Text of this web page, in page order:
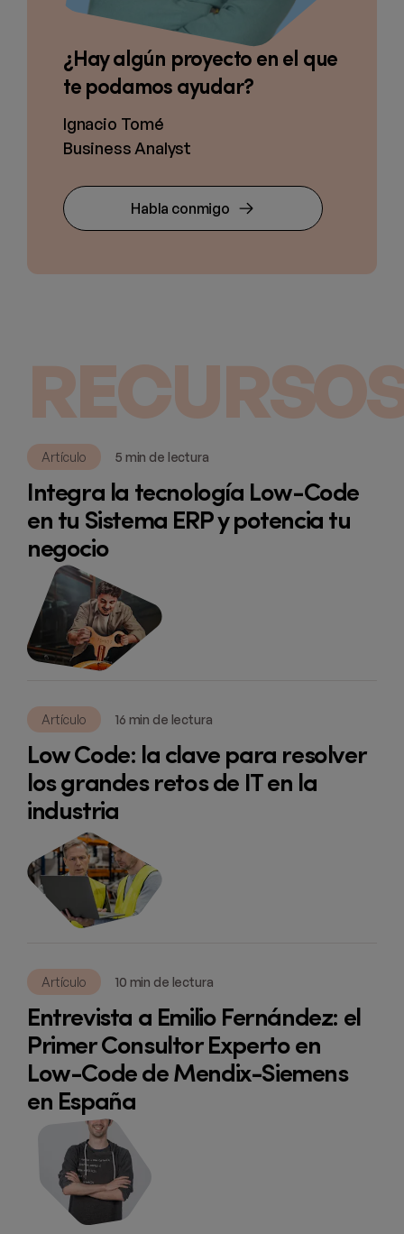
¿Hay algún proyecto en el que
te podamos ayudar?
Ignacio Tomé
Business Analyst
Habla conmigo
Artículo 5 min de lectura
Integra la tecnología Low-Code
en tu Sistema ERP y potencia tu
negocio
Artículo 16 min de lectura
Low Code: la clave para resolver
los grandes retos de IT en la
industria
Artículo 10 min de lectura
Entrevista a Emilio Fernández: el
Primer Consultor Experto en
Low-Code de Mendix-Siemens
en España